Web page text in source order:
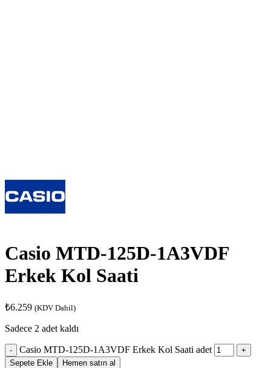
Casio MTD-125D-1A3VDF
Erkek Kol Saati
₺6.259 (KDV Dahil)
Sadece 2 adet kaldı
Casio MTD-125D-1A3VDF Erkek Kol Saati adet
Sepete Ekle Hemen satın al